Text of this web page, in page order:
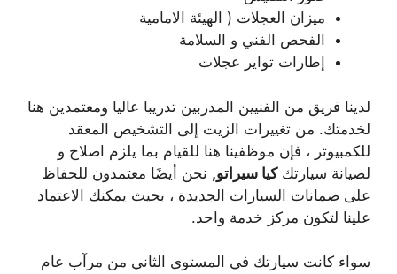
ميزان العجلات ( الهيئة الامامية
الفحص الفني و السلامة
إطارات تواير عجلات
لدينا فريق من الفنيين المدربين تدريبا عاليا ومعتمدين هنا
لخدمتك. من تغييرات الزيت إلى التشخيص المعقد
للكمبيوتر ، فإن موظفينا هنا للقيام بما يلزم اصلاح و
لصيانة سيارتككيا سيراتو, نحن أيضًا معتمدون للحفاظ
على ضمانات السيارات الجديدة ، بحيث يمكنك الاعتماد
علينا لتكون مركز خدمة واحد.
سواء كانت سيارتك في المستوى الثاني من مرآب عام